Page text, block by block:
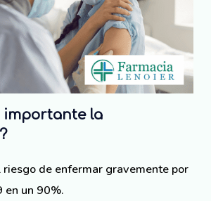
importante la
riesgo de enfermar gravemente por
en un 90%.